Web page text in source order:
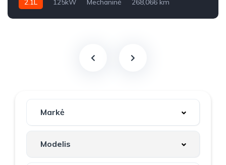
2.1L 125kW Mechaninė
268,066 km